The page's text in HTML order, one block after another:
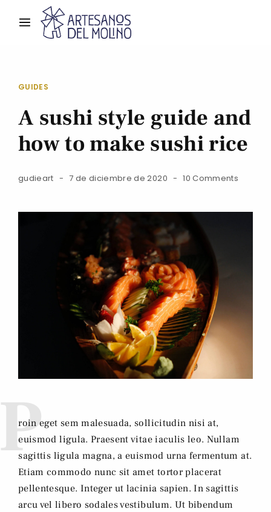
GUIDES
A sushi style guide and
how to make sushi rice
gudieart 7 de diciembre de 2020 10 Comments
roin eget sem malesuada, sollicitudin nisi at,
euismod ligula. Praesent vitae iaculis leo. Nullam
sagittis ligula magna, a euismod urna fermentum at.
Etiam commodo nunc sit amet tortor placerat
pellentesque. Integer ut lacinia sapien. In sagittis
arcu vel libero sodales vestibulum. Ut bibendum